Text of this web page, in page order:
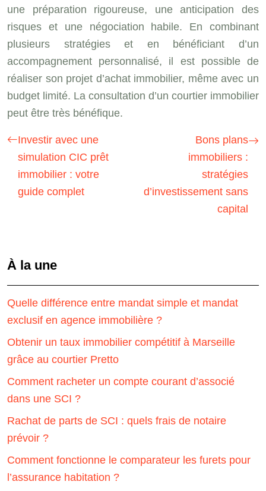
une préparation rigoureuse, une anticipation des
risques et une négociation habile. En combinant
plusieurs stratégies et en bénéficiant d’un
accompagnement personnalisé, il est possible de
réaliser son projet d’achat immobilier, même avec un
budget limité. La consultation d’un courtier immobilier
peut être très bénéfique.
Investir avec une
simulation CIC prêt
immobilier : votre
guide complet
Bons plans
immobiliers :
stratégies
d’investissement sans
capital
À la une
Quelle différence entre mandat simple et mandat
exclusif en agence immobilière ?
Obtenir un taux immobilier compétitif à Marseille
grâce au courtier Pretto
Comment racheter un compte courant d’associé
dans une SCI ?
Rachat de parts de SCI : quels frais de notaire
prévoir ?
Comment fonctionne le comparateur les furets pour
l’assurance habitation ?